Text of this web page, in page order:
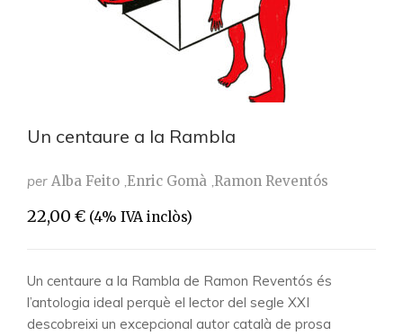
Un centaure a la Rambla
per Alba Feito Enric Gomà Ramon Reventós
22,00 € (4% IVA inclòs)
Un centaure a la Rambla de Ramon Reventós és
l’antologia ideal perquè el lector del segle XXI
descobreixi un excepcional autor català de prosa